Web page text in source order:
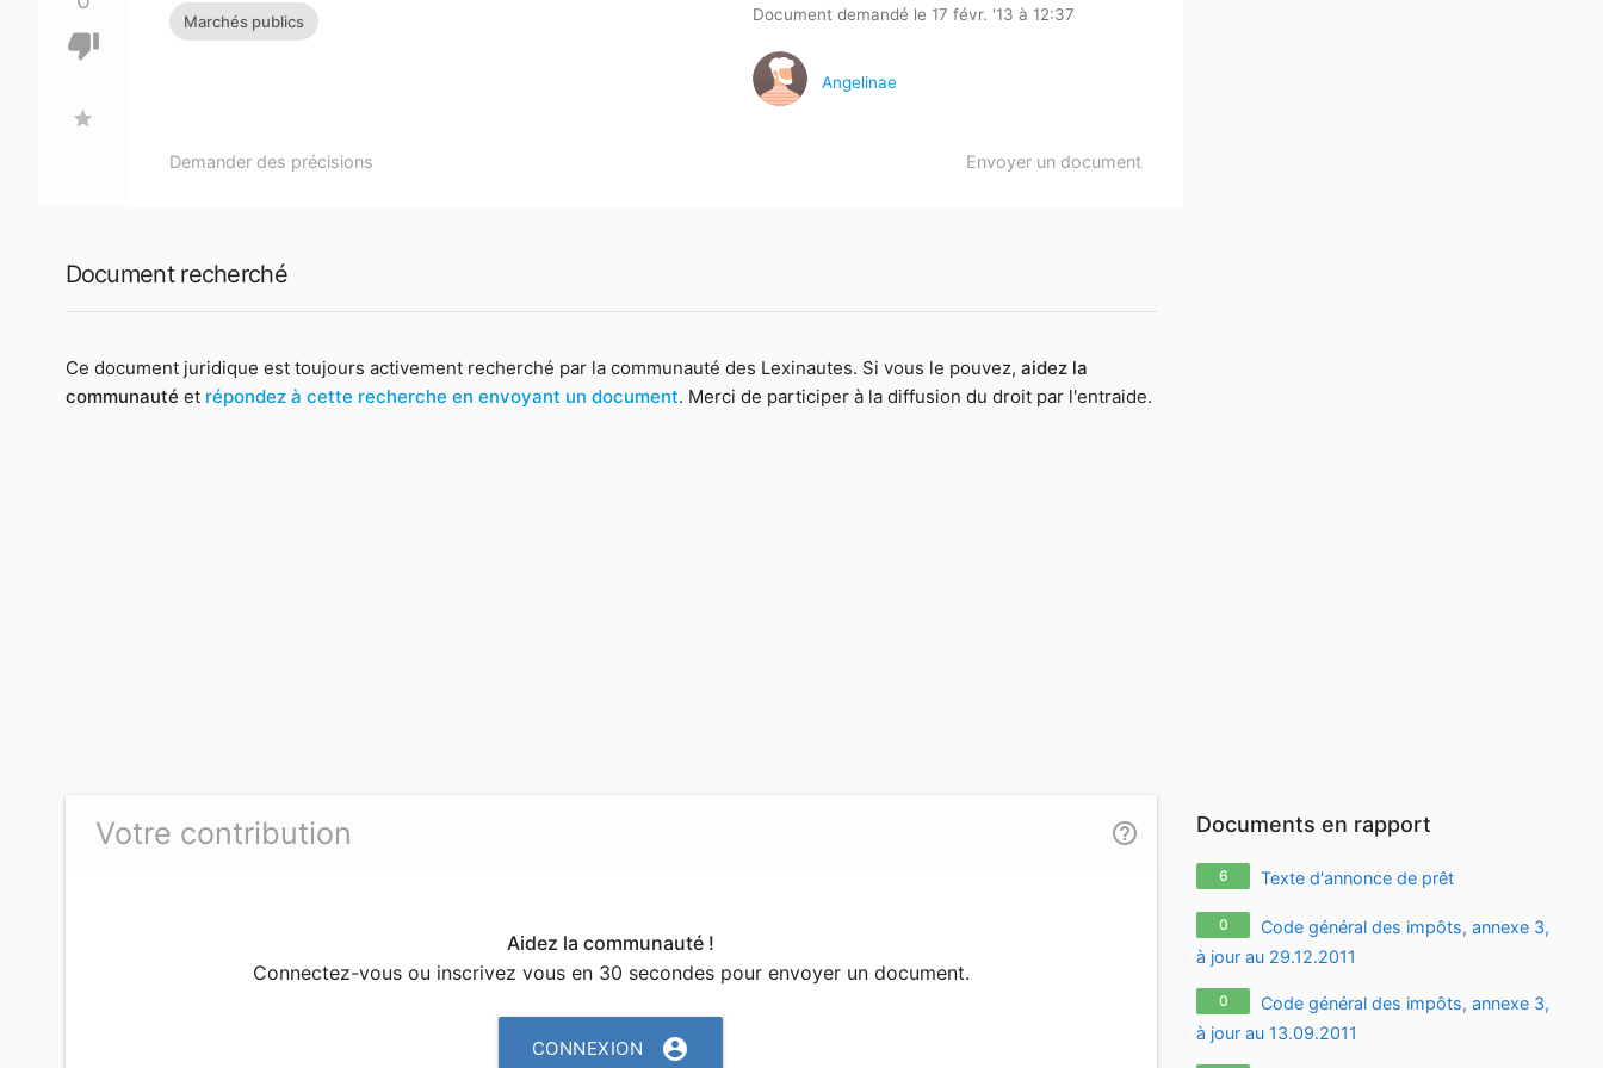
thumb_down
star
Marchés publics Document demandé le 17 févr. '13 à 12:37
Angelinae
Demander des précisions Envoyer un document
Document recherché
Ce document juridique est toujours activement recherché par la communauté des Lexinautes. Si vous le pouvez, aidez la
communauté et répondez à cette recherche en envoyant un document. Merci de participer à la diffusion du droit par l'entraide.
Votre contribution help_outline
Aidez la communauté !
Connectez-vous ou inscrivez vous en 30 secondes pour envoyer un document.
CONNEXION account_circle
Documents en rapport
6 Texte d'annonce de prêt
0
Code général des impôts, annexe 3,
à jour au 29.12.2011
0
Code général des impôts, annexe 3,
à jour au 13.09.2011